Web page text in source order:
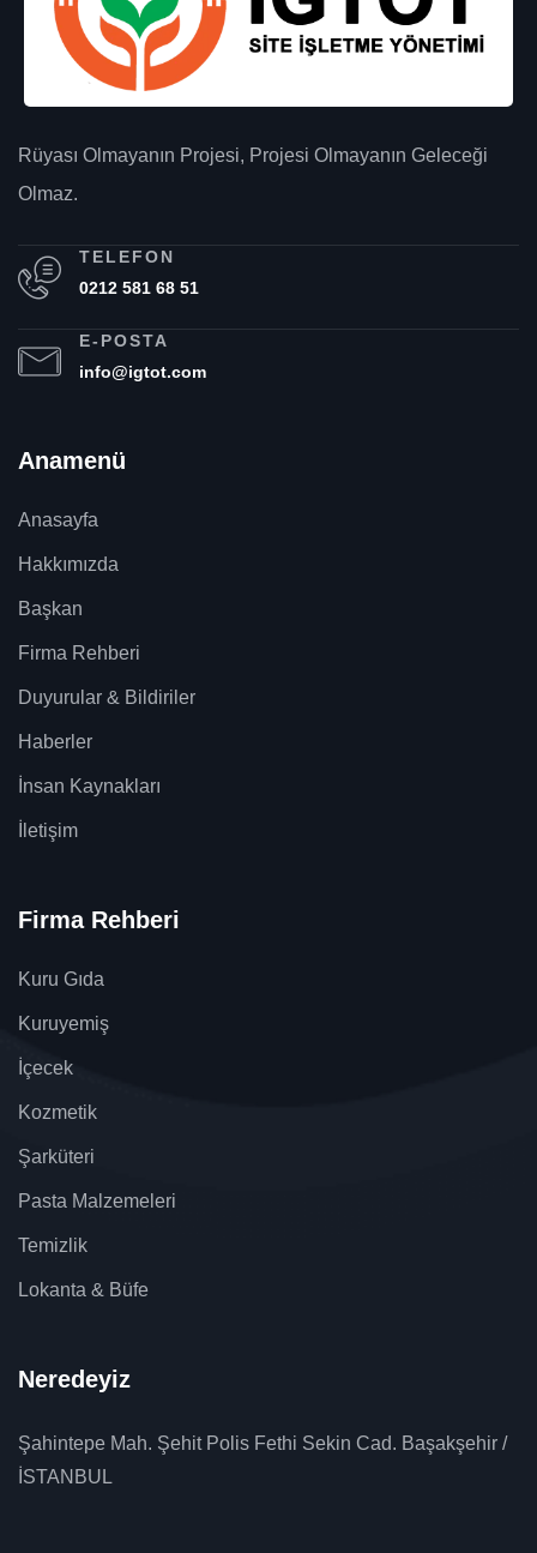
Rüyası Olmayanın Projesi, Projesi Olmayanın Geleceği
Olmaz.
TELEFON
0212 581 68 51
E-POSTA
info@igtot.com
Anamenü
Anasayfa
Hakkımızda
Başkan
Firma Rehberi
Duyurular & Bildiriler
Haberler
İnsan Kaynakları
İletişim
Firma Rehberi
Kuru Gıda
Kuruyemiş
İçecek
Kozmetik
Şarküteri
Pasta Malzemeleri
Temizlik
Lokanta & Büfe
Neredeyiz
Şahintepe Mah. Şehit Polis Fethi Sekin Cad. Başakşehir /
İSTANBUL